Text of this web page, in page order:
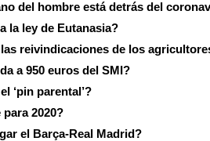
del hombre está detrás del
la ley de Eutanasia?
reivindicaciones de los
a 950 euros del SMI?
‘pin parental’?
2020?
el Barça-Real Madrid?